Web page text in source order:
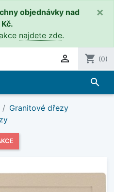
objednávky nad
najdete zde.
×
 shopping_cart (0)
search
Granitové dřezy